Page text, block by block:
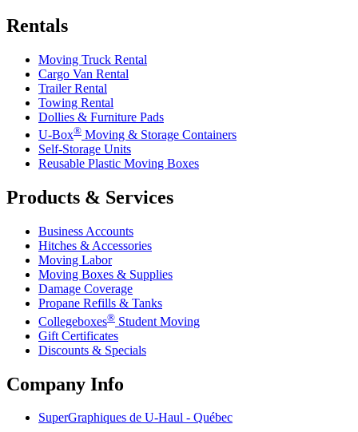
Rentals
Moving Truck Rental
Cargo Van Rental
Trailer Rental
Towing Rental
Dollies & Furniture Pads
U-Box® Moving & Storage Containers
Self-Storage Units
Reusable Plastic Moving Boxes
Products & Services
Business Accounts
Hitches & Accessories
Moving Labor
Moving Boxes & Supplies
Damage Coverage
Propane Refills & Tanks
Collegeboxes® Student Moving
Gift Certificates
Discounts & Specials
Company Info
SuperGraphiques de U-Haul - Québec